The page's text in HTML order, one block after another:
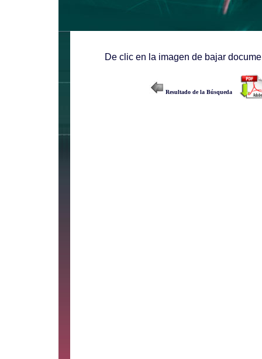
De clic en la imagen de bajar
Resultado de la Búsqueda